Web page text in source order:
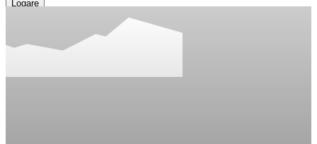
Ați uitat parola? obține ajutor
Recuperați-vă parola